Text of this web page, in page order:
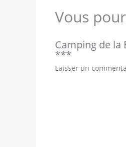
Vous
Camping de la
***
Laisser un